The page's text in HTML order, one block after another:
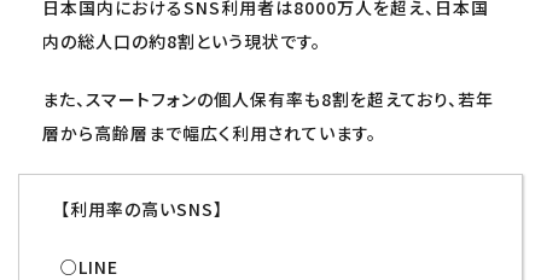
日本国内におけるSNS利用者は8000万人を超え、日本国
内の総人口の約8割という現状です。
また、スマートフォンの個人保有率も8割を超えており、若年
層から高齢層まで幅広く利用されています。
【利用率の高いSNS】
○LINE